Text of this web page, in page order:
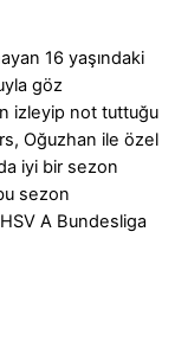
16 yaşındaki
göz
izleyip not tuttuğu
Oğuzhan ile özel
iyi bir sezon
sezon
A Bundesliga